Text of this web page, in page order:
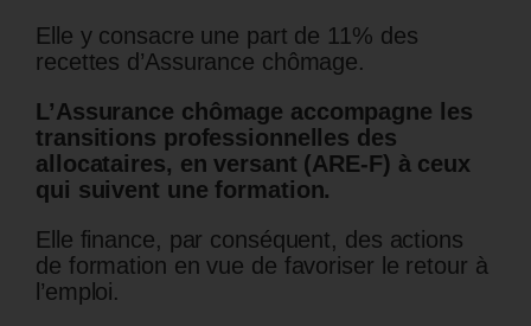
Elle y consacre une part de 11% des
recettes d’Assurance chômage.
L’Assurance chômage accompagne les
transitions professionnelles des
allocataires, en versant (ARE-F) à ceux
qui suivent une formation.
Elle finance, par conséquent, des actions
de formation en vue de favoriser le retour à
l’emploi.